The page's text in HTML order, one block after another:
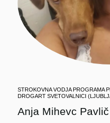
STROKOVNA VODJA PROGRAMA
DROGART SVETOVALNICI
Anja Mihevc Pavlič